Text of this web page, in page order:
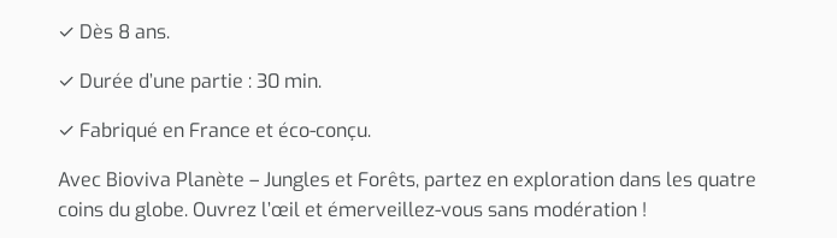
✓ Dès 8 ans.
✓ Durée d’une partie : 30 min.
✓ Fabriqué en France et éco-conçu.
Avec Bioviva Planète – Jungles et Forêts, partez en exploration dans les quatre
coins du globe. Ouvrez l’œil et émerveillez-vous sans modération !